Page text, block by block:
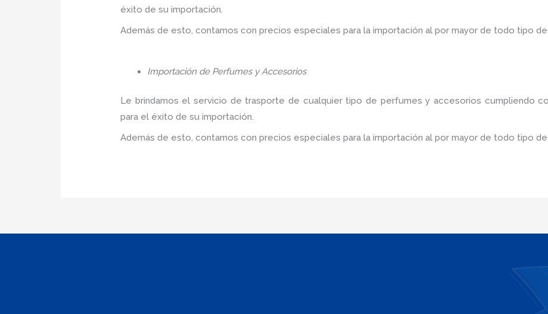
éxito de su importación.
Además de esto, contamos con precios especiales para la importación al por mayor de todo tipo de
Importación de Perfumes y Accesorios
Le brindamos el servicio de trasporte de cualquier tipo de perfumes y accesorios cumpliendo
para el éxito de su importación.
Además de esto, contamos con precios especiales para la importación al por mayor de todo tipo